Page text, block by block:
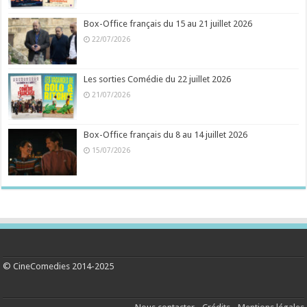
Box-Office français du 15 au 21 juillet 2026
22/07/2026
Les sorties Comédie du 22 juillet 2026
21/07/2026
Box-Office français du 8 au 14 juillet 2026
15/07/2026
© CineComedies 2014-2025